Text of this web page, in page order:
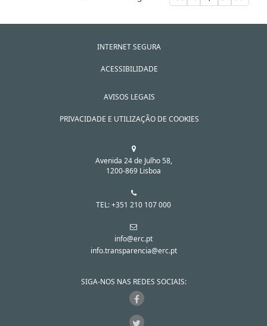
INTERNET SEGURA
ACESSIBILIDADE
AVISOS LEGAIS
PRIVACIDADE E UTILIZAÇÃO DE COOKIES
Avenida 24 de Julho 58,
1200-869 Lisboa
TEL: +351 210 107 000
info@erc.pt
info.transparencia@erc.pt
SIGA-NOS NAS REDES SOCIAIS: